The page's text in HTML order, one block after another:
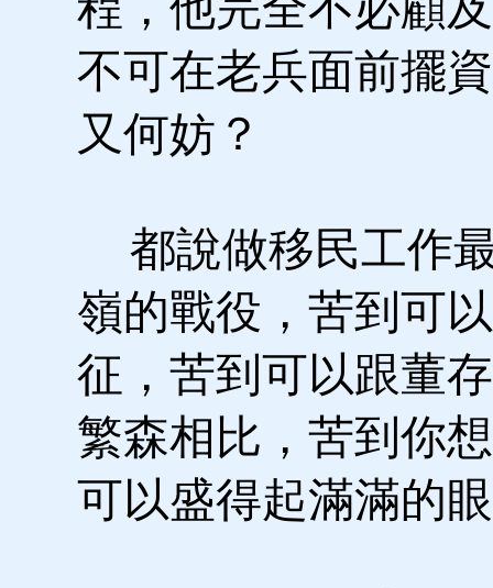
不可在老兵面前擺
又何妨？
都說做移民工作
嶺的戰役，苦到可
征，苦到可以跟董
繁森相比，苦到你
可以盛得起滿滿的